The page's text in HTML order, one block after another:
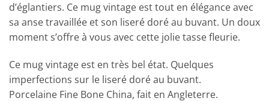
d’églantiers. Ce mug vintage est tout en élégance avec
sa anse travaillée et son liseré doré au buvant. Un doux
moment s’offre à vous avec cette jolie tasse fleurie.
Ce mug vintage est en très bel état. Quelques
imperfections sur le liseré doré au buvant.
Porcelaine Fine Bone China, fait en Angleterre.